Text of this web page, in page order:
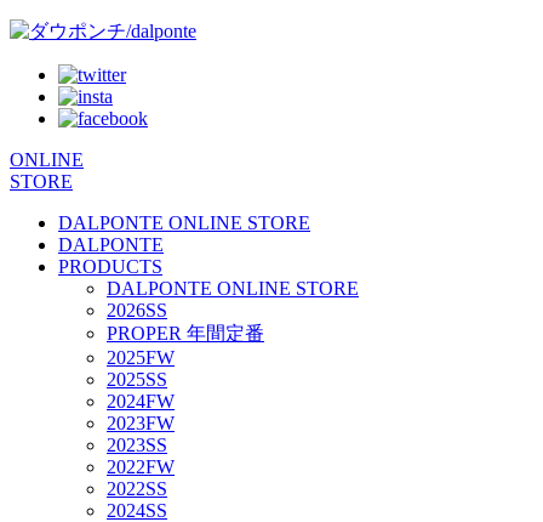
ONLINE
STORE
DALPONTE ONLINE STORE
DALPONTE
PRODUCTS
DALPONTE ONLINE STORE
2026SS
PROPER 年間定番
2025FW
2025SS
2024FW
2023FW
2023SS
2022FW
2022SS
2024SS